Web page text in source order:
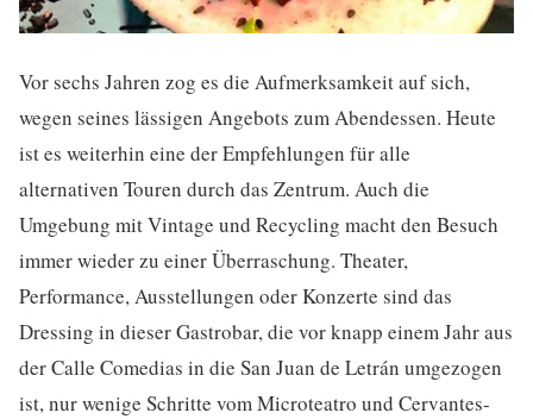
Vor sechs Jahren zog es die Aufmerksamkeit auf sich,
wegen seines lässigen Angebots zum Abendessen. Heute
ist es weiterhin eine der Empfehlungen für alle
alternativen Touren durch das Zentrum. Auch die
Umgebung mit Vintage und Recycling macht den Besuch
immer wieder zu einer Überraschung. Theater,
Performance, Ausstellungen oder Konzerte sind das
Dressing in dieser Gastrobar, die vor knapp einem Jahr aus
der Calle Comedias in die San Juan de Letrán umgezogen
ist, nur wenige Schritte vom Microteatro und Cervantes-